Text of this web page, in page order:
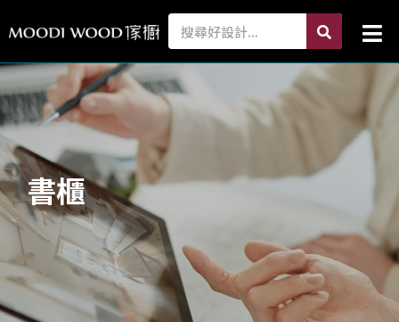
至
要
內
容
Search search
書櫃